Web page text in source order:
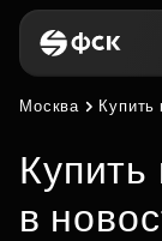
Москва Купить
Купить
в